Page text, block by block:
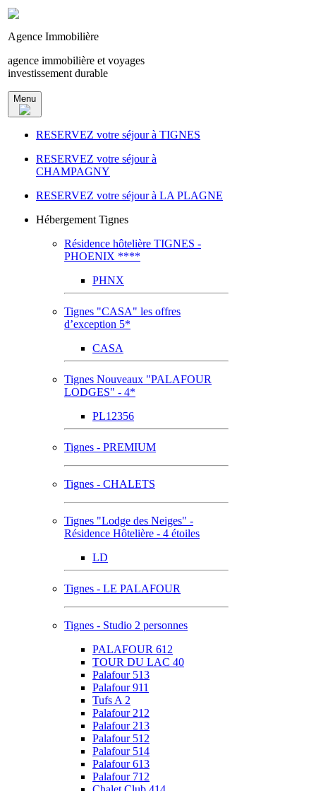
Agence Immobilière
agence immobilière et voyages
investissement durable
Menu
RESERVEZ votre séjour à TIGNES
RESERVEZ votre séjour à
CHAMPAGNY
RESERVEZ votre séjour à LA PLAGNE
Hébergement Tignes
Résidence hôtelière TIGNES -
PHOENIX ****
PHNX
Tignes "CASA" les offres
d’exception 5*
CASA
Tignes Nouveaux "PALAFOUR
LODGES" - 4*
PL12356
Tignes - PREMIUM
Tignes - CHALETS
Tignes "Lodge des Neiges" -
Résidence Hôtelière - 4 étoiles
LD
Tignes - LE PALAFOUR
Tignes - Studio 2 personnes
PALAFOUR 612
TOUR DU LAC 40
Palafour 513
Palafour 911
Tufs A 2
Palafour 212
Palafour 213
Palafour 512
Palafour 514
Palafour 613
Palafour 712